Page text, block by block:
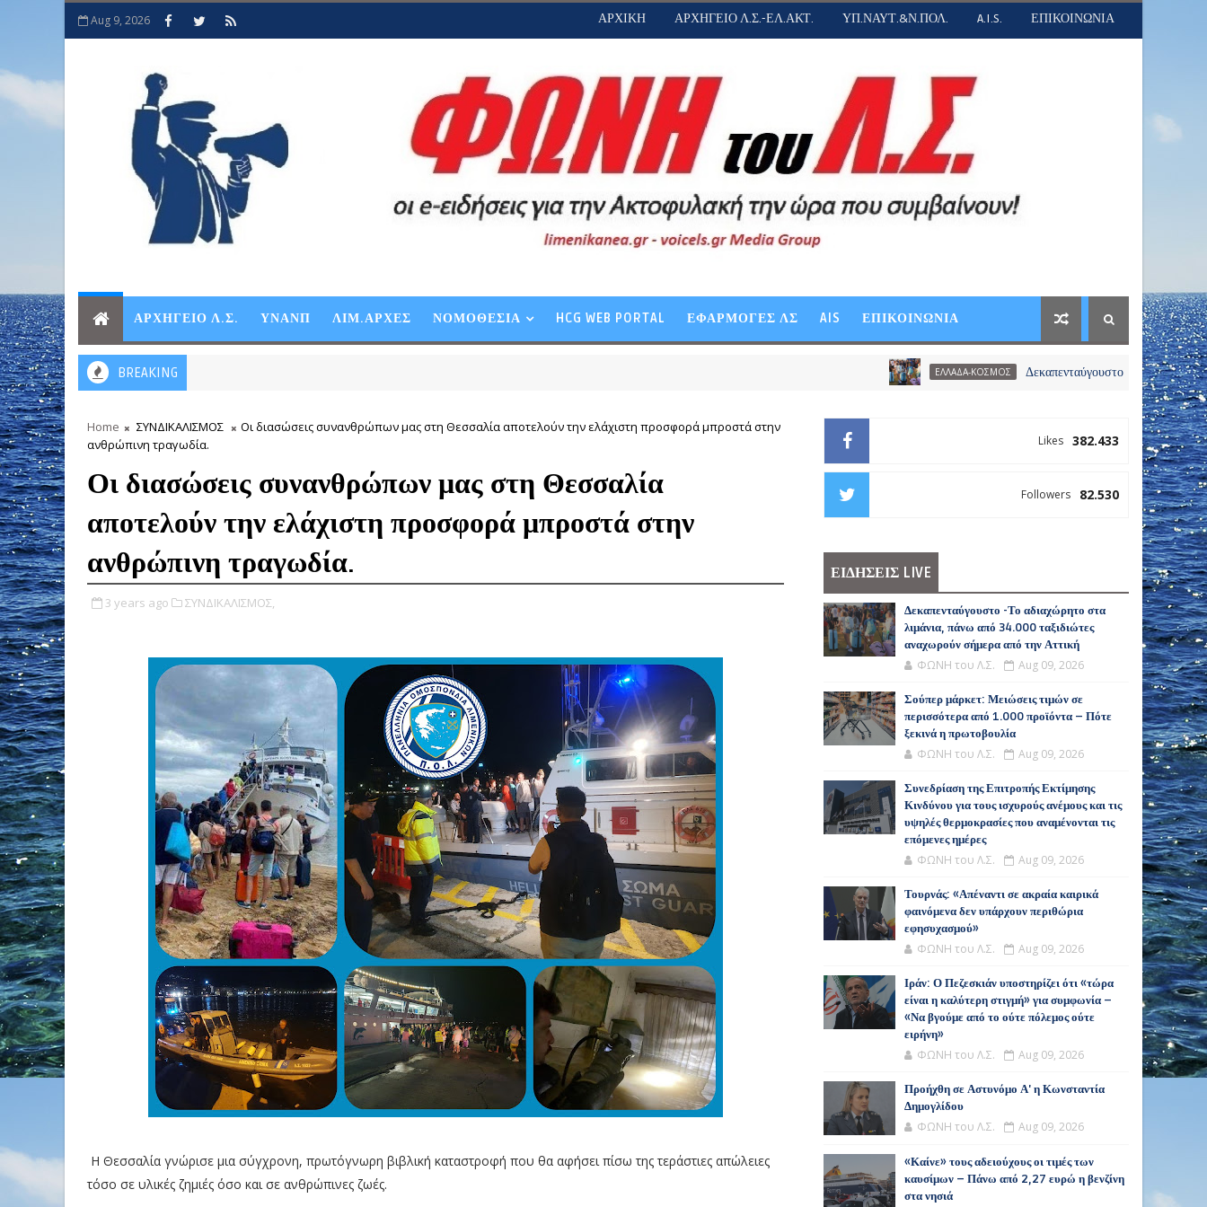
Aug 9, 2026 ΑΡΧΙΚΗ ΑΡΧΗΓΕΙΟ Λ.Σ.-ΕΛ.ΑΚΤ. ΥΠ.ΝΑΥΤ.&Ν.ΠΟΛ. A.I.S. ΕΠΙΚΟΙΝΩΝΙΑ
ΑΡΧΗΓΕΙΟ Λ.Σ. ΥΝΑΝΠ ΛΙΜ.ΑΡΧΕΣ ΝΟΜΟΘΕΣΙΑ HCG WEB PORTAL ΕΦΑΡΜΟΓΕΣ ΛΣ AIS ΕΠΙΚΟΙΝΩΝΙΑ
BREAKING ΕΛΛΑΔΑ-ΚΟΣΜΟΣ Δεκαπενταύγουστο -Το αδιαχώρητο στα
Home ΣΥΝΔΙΚΑΛΙΣΜΟΣ
Οι διασώσεις συνανθρώπων μας στη Θεσσαλία αποτελούν την ελάχιστη προσφορά μπροστά στην
ανθρώπινη τραγωδία.
Οι διασώσεις συνανθρώπων μας στη Θεσσαλία
αποτελούν την ελάχιστη προσφορά μπροστά στην
ανθρώπινη τραγωδία.
3 years ago ΣΥΝΔΙΚΑΛΙΣΜΟΣ,
Η Θεσσαλία γνώρισε μια σύγχρονη, πρωτόγνωρη βιβλική καταστροφή που θα αφήσει πίσω της τεράστιες απώλειες
τόσο σε υλικές ζημιές όσο και σε ανθρώπινες ζωές.
382.433
Likes
82.530
Followers
ΕΙΔΗΣΕΙΣ LIVE
Δεκαπενταύγουστο -Το αδιαχώρητο στα
λιμάνια, πάνω από 34.000 ταξιδιώτες
αναχωρούν σήμερα από την Αττική
ΦΩΝΗ του Λ.Σ. Aug 09, 2026
Σούπερ μάρκετ: Μειώσεις τιμών σε
περισσότερα από 1.000 προϊόντα – Πότε
ξεκινά η πρωτοβουλία
ΦΩΝΗ του Λ.Σ. Aug 09, 2026
Συνεδρίαση της Επιτροπής Εκτίμησης
Κινδύνου για τους ισχυρούς ανέμους και τις
υψηλές θερμοκρασίες που αναμένονται τις
επόμενες ημέρες
ΦΩΝΗ του Λ.Σ. Aug 09, 2026
Τουρνάς: «Απέναντι σε ακραία καιρικά
φαινόμενα δεν υπάρχουν περιθώρια
εφησυχασμού»
ΦΩΝΗ του Λ.Σ. Aug 09, 2026
Ιράν: Ο Πεζεσκιάν υποστηρίζει ότι «τώρα
είναι η καλύτερη στιγμή» για συμφωνία –
«Να βγούμε από το ούτε πόλεμος ούτε
ειρήνη»
ΦΩΝΗ του Λ.Σ. Aug 09, 2026
Προήχθη σε Αστυνόμο Α' η Κωνσταντία
Δημογλίδου
ΦΩΝΗ του Λ.Σ. Aug 09, 2026
«Καίνε» τους αδειούχους οι τιμές των
καυσίμων – Πάνω από 2,27 ευρώ η βενζίνη
στα νησιά